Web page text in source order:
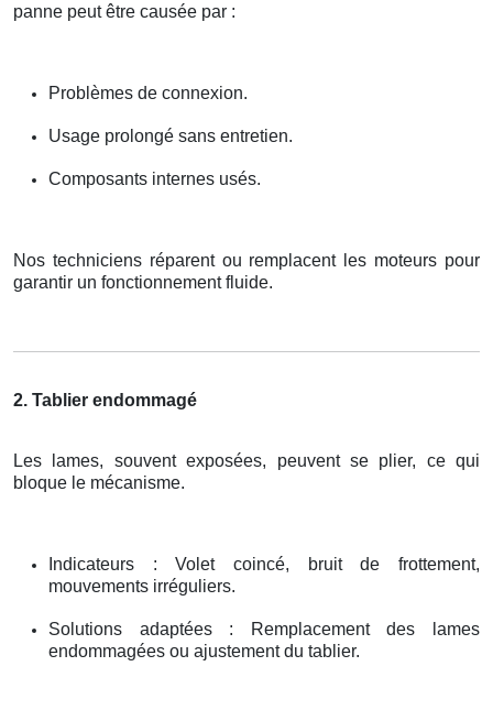
panne peut être causée par :
Problèmes de connexion.
Usage prolongé sans entretien.
Composants internes usés.
Nos techniciens réparent ou remplacent les moteurs pour
garantir un fonctionnement fluide.
2. Tablier endommagé
Les lames, souvent exposées, peuvent se plier, ce qui
bloque le mécanisme.
Indicateurs : Volet coincé, bruit de frottement,
mouvements irréguliers.
Solutions adaptées : Remplacement des lames
endommagées ou ajustement du tablier.